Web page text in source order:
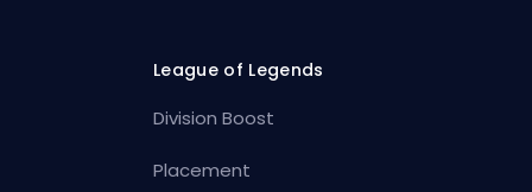
League of Legends
Division Boost
Placement